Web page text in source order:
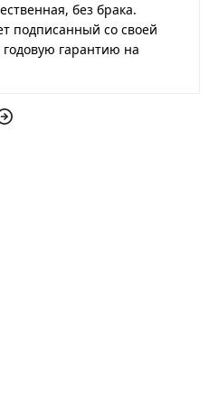
без брака.
подписанный со своей
гарантию на